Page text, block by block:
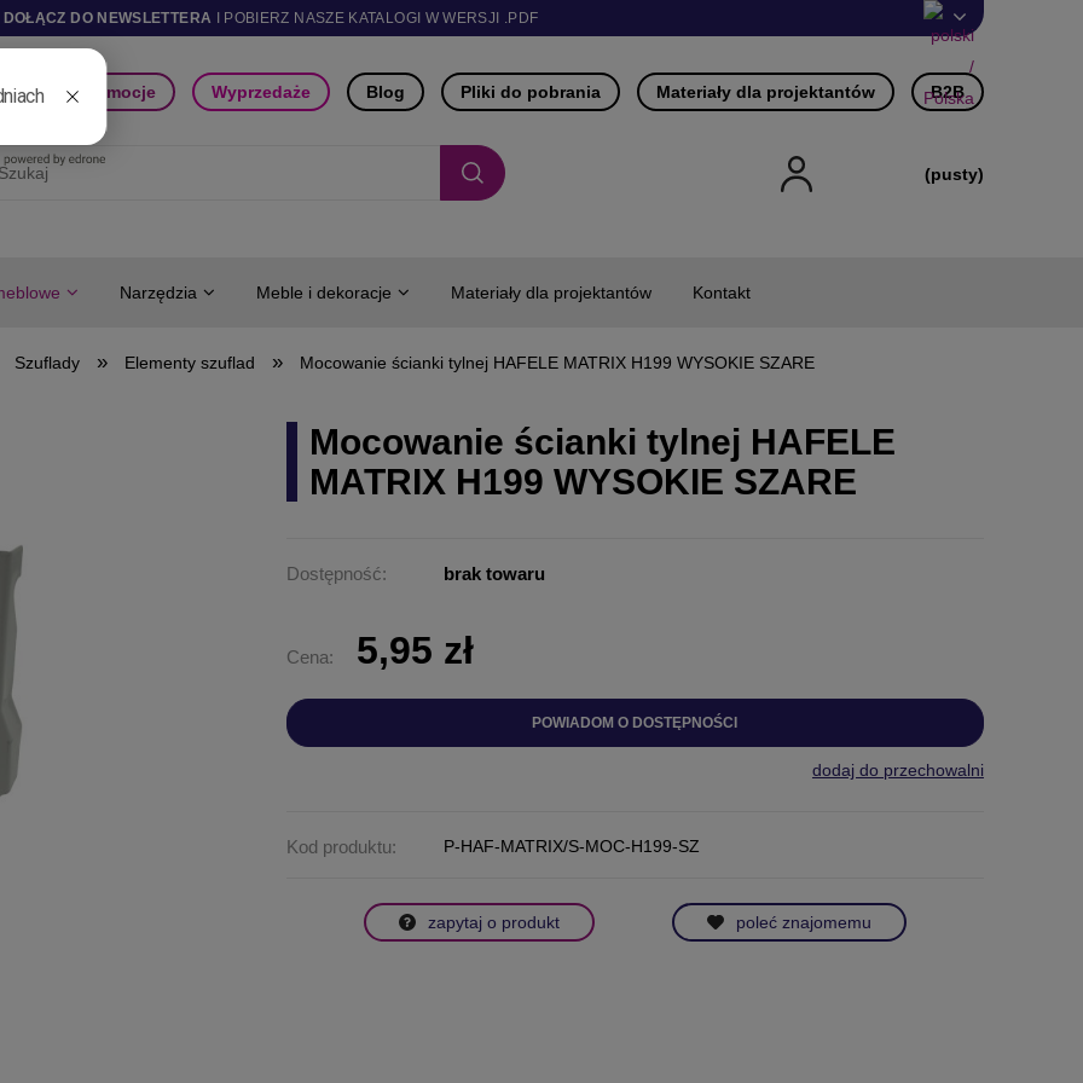
DOŁĄCZ DO NEWSLETTERA I POBIERZ NASZE KATALOGI W WERSJI .PDF
Promocje Wyprzedaże Blog Pliki do pobrania Materiały dla projektantów B2B
(pusty)
Narzędzia Meble i dekoracje Materiały dla projektantów Kontakt
Szuflady » Elementy szuflad » Mocowanie ścianki tylnej HAFELE MATRIX H199 WYSOKIE SZARE
Mocowanie ścianki tylnej HAFELE
MATRIX H199 WYSOKIE SZARE
Dostępność: brak towaru
Cena: 5,95 zł
POWIADOM O DOSTĘPNOŚCI
dodaj do przechowalni
Kod produktu: P-HAF-MATRIX/S-MOC-H199-SZ
zapytaj o produkt poleć znajomemu